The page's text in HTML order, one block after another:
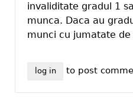
invaliditate gradul 1
munca. Daca au
munci cu jumatate
log in to post